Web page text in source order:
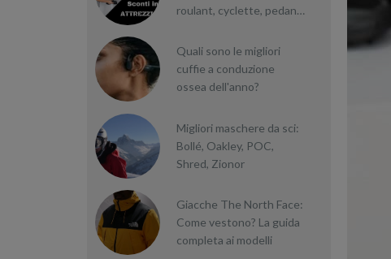
roulant, cyclette, pedane
Quali sono le migliori
cuffie a conduzione
ossea dell'anno?
Migliori maschere da sci:
Bollé, Oakley, POC,
Shred, Zionor
Giacche The North Face:
Come vestono? La guida
completa ai modelli